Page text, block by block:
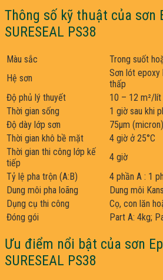
Thông số kỹ thuật của sơn
SURESEAL PS38
Màu sắc
Trong suốt
Hệ sơn
Sơn lót epoxy
thấp
Độ phủ lý thuyết
10 – 12 m²/
Thời gian sống
1 giờ sau khi
Độ dày lớp sơn
75µm (micron)
Thời gian khô bề mặt
4 giờ ở 25°C
Thời gian thi công lớp kế
tiếp
4 giờ
Tỷ lệ pha trộn (A:B)
4 phần A : 1
Dung môi pha loãng
Dung môi
Dụng cụ thi công
Cọ, con lăn
Đóng gói
Part A: 4kg;
Ưu điểm nổi bật của sơn
SURESEAL PS38